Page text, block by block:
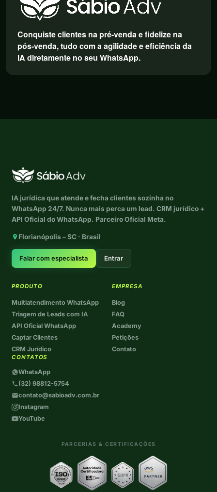
Conquiste clientes na pré-venda e fidelize na
pós-venda, tudo com a agilidade e eficiência da
IA diretamente no seu WhatsApp.
IA jurídica que atende e fecha clientes sozinha no
WhatsApp 24/7. Nunca mais perca um lead. CRM jurídico +
API Oficial do WhatsApp. Parceiro Oficial Meta.
Florianópolis – SC · Brasil
Falar com especialista Entrar
PARCERIAS & CERTIFICAÇÕES
PRODUTO
Multiatendimento WhatsApp
Triagem de Leads com IA
API Oficial WhatsApp
Captar Clientes
CRM Jurídico
EMPRESA
Blog
FAQ
Academy
Petições
Contato
CONTATOS
WhatsApp
(32) 98812-5754
contato@sabioadv.com.br
Instagram
YouTube